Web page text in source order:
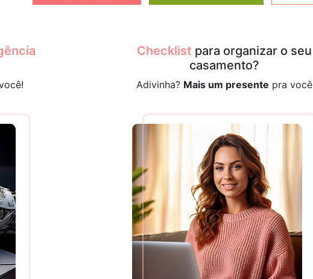
Checklist para organizar o seu
casamento?
Adivinha? Mais um presente pra você